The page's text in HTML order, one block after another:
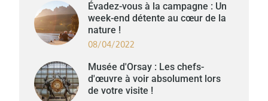
Évadez-vous à la campagne : Un
week-end détente au cœur de la
nature !
08/04/2022
Musée d'Orsay : Les chefs-
d'œuvre à voir absolument lors
de votre visite !